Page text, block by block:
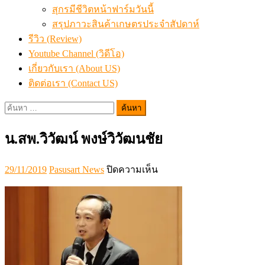
สุกรมีชีวิตหน้าฟาร์มวันนี้
สรุปภาวะสินค้าเกษตรประจำสัปดาห์
รีวิว (Review)
Youtube Channel (วิดีโอ)
เกี่ยวกับเรา (About US)
ติดต่อเรา (Contact US)
ค้นหา
น.สพ.วิวัฒน์ พงษ์วิวัฒนชัย
Posted
on
29/11/2019 Author
Pasusart News ปิดความเห็นบน